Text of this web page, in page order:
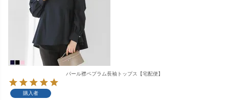
パール襟ペプラム長袖トップス【宅配便】
購入者